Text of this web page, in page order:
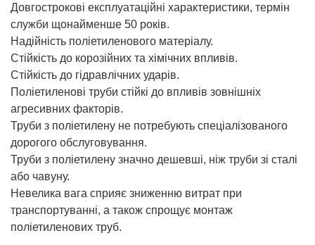
Довгострокові експлуатаційні характеристики, термін
служби щонайменше 50 років.
Надійність поліетиленового матеріалу.
Стійкість до корозійних та хімічних впливів.
Стійкість до гідравлічних ударів.
Поліетиленові труби стійкі до впливів зовнішніх
агресивних факторів.
Труби з поліетилену не потребують спеціалізованого
дорогого обслуговування.
Труби з поліетилену значно дешевші, ніж труби зі сталі
або чавуну.
Невелика вага сприяє зниженню витрат при
транспортуванні, а також спрощує монтаж
поліетиленових труб.